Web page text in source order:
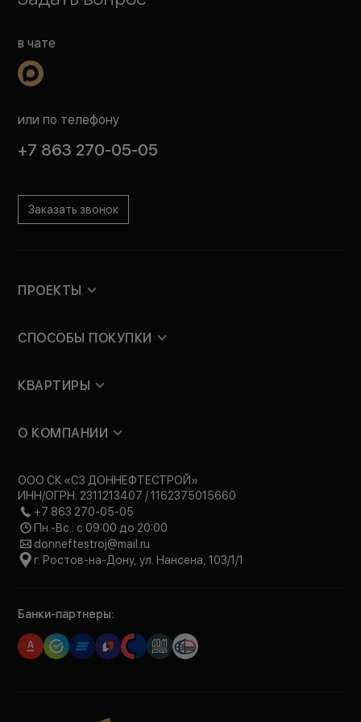
в чате
или по телефону
+7 863 270-05-05
Заказать звонок
ПРОЕКТЫ
СПОСОБЫ ПОКУПКИ
КВАРТИРЫ
О КОМПАНИИ
ООО СК «СЗ ДОННЕФТЕСТРОЙ»
ИНН/ОГРН: 2311213407 / 1162375015660
+7 863 270-05-05
Пн.-Вс.: с 09:00 до 20:00
donneftestroj@mail.ru
г. Ростов-на-Дону, ул. Нансена, 103/1/1
Банки-партнеры: